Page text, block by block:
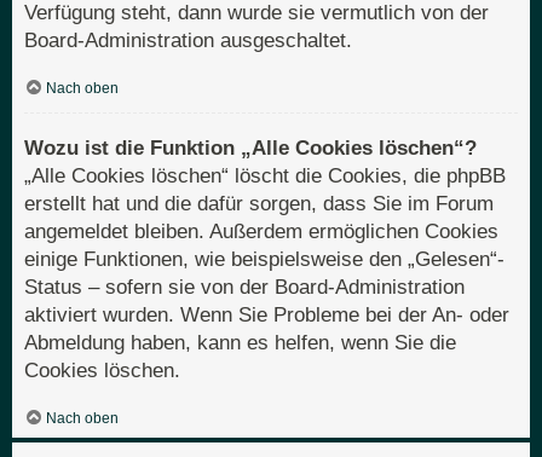
Verfügung steht, dann wurde sie vermutlich von der
Board-Administration ausgeschaltet.
Nach oben
Wozu ist die Funktion „Alle Cookies löschen“?
„Alle Cookies löschen“ löscht die Cookies, die phpBB
erstellt hat und die dafür sorgen, dass Sie im Forum
angemeldet bleiben. Außerdem ermöglichen Cookies
einige Funktionen, wie beispielsweise den „Gelesen“-
Status – sofern sie von der Board-Administration
aktiviert wurden. Wenn Sie Probleme bei der An- oder
Abmeldung haben, kann es helfen, wenn Sie die
Cookies löschen.
Nach oben